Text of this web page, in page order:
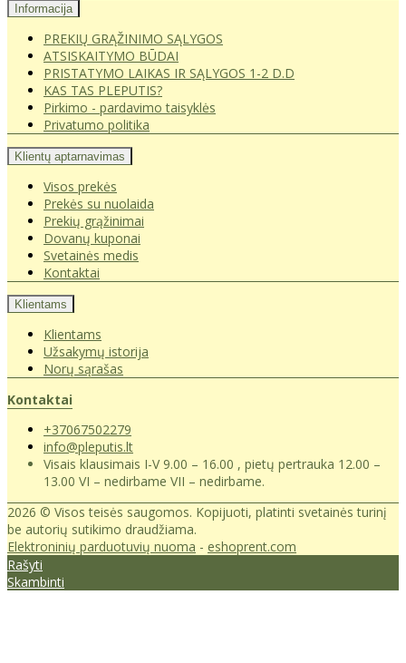
Informacija
PREKIŲ GRĄŽINIMO SĄLYGOS
ATSISKAITYMO BŪDAI
PRISTATYMO LAIKAS IR SĄLYGOS 1-2 D.D
KAS TAS PLEPUTIS?
Pirkimo - pardavimo taisyklės
Privatumo politika
Klientų aptarnavimas
Visos prekės
Prekės su nuolaida
Prekių grąžinimai
Dovanų kuponai
Svetainės medis
Kontaktai
Klientams
Klientams
Užsakymų istorija
Norų sąrašas
Kontaktai
+37067502279
info@pleputis.lt
Visais klausimais I-V 9.00 – 16.00 , pietų pertrauka 12.00 –
13.00 VI – nedirbame VII – nedirbame.
2026 © Visos teisės saugomos. Kopijuoti, platinti svetainės turinį
be autorių sutikimo draudžiama.
Elektroninių parduotuvių nuoma - eshoprent.com
Rašyti
Skambinti